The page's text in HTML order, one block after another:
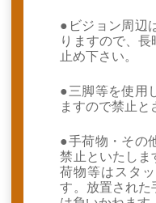
●ビジョン周辺
りますので、
止め下さい。
●三脚等を使用
ますので禁止と
●手荷物・その
禁止といたしま
荷物等はスタ
す。放置された